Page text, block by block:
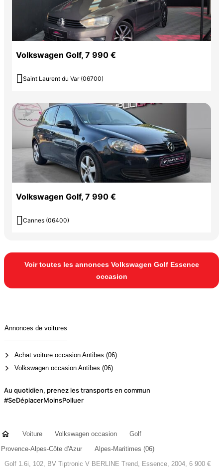
Volkswagen Golf, 7 990 €
 Saint Laurent du Var (06700)
Volkswagen Golf, 7 990 €
 Cannes (06400)
Voir toutes les annonces Volkswagen Golf Essence
occasion
Annonces de voitures
Achat voiture occasion Antibes (06)
Volkswagen occasion Antibes (06)
Au quotidien, prenez les transports en commun
#SeDéplacerMoinsPolluer
Voiture Volkswagen occasion
Golf
Provence-Alpes-Côte d'Azur
Alpes-Maritimes (06)
Golf 1.6i, 102, BV Tiptronic V BERLINE Trend, Essence, 2004, 6 900 €